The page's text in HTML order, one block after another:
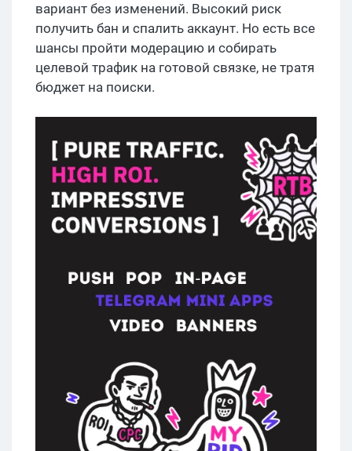
вариант без изменений. Высокий риск
получить бан и спалить аккаунт. Но есть все
шансы пройти модерацию и собирать
целевой трафик на готовой связке, не тратя
бюджет на поиски.